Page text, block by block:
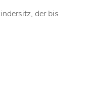
der bis